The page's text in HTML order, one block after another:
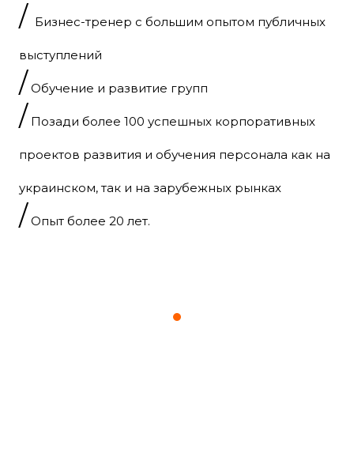
/ Бизнес-тренер с большим опытом публичных
выступлений
/ Обучение и развитие групп
/ Позади более 100 успешных корпоративных
проектов развития и обучения персонала как на
украинском, так и на зарубежных рынках
/ Опыт более 20 лет.